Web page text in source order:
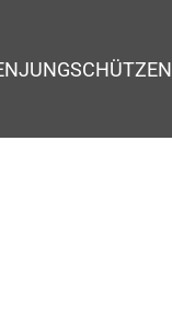
JUNGSCHÜTZEN